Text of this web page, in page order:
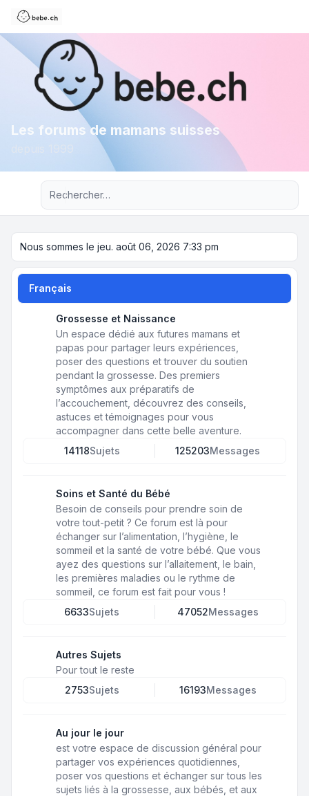
Les forums de mamans suisses
Recherche avancée
Nous sommes le jeu. août 06, 2026 7:33 pm
Français
Grossesse et Naissance
Un espace dédié aux futures mamans et
papas pour partager leurs expériences,
poser des questions et trouver du soutien
pendant la grossesse. Des premiers
symptômes aux préparatifs de
l’accouchement, découvrez des conseils,
astuces et témoignages pour vous
accompagner dans cette belle aventure.
14118Sujets 125203Messages
Soins et Santé du Bébé
Besoin de conseils pour prendre soin de
votre tout-petit ? Ce forum est là pour
échanger sur l’alimentation, l’hygiène, le
sommeil et la santé de votre bébé. Que vous
ayez des questions sur l’allaitement, le bain,
les premières maladies ou le rythme de
sommeil, ce forum est fait pour vous !
6633Sujets 47052Messages
Autres Sujets
Pour tout le reste
2753Sujets 16193Messages
Au jour le jour
est votre espace de discussion général pour
partager vos expériences quotidiennes,
poser vos questions et échanger sur tous les
sujets liés à la grossesse, aux bébés, et aux